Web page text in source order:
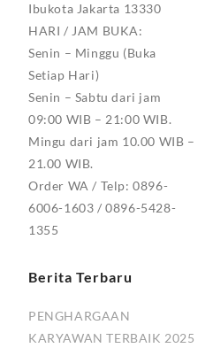
Ibukota Jakarta 13330
HARI / JAM BUKA:
Senin – Minggu (Buka
Setiap Hari)
Senin – Sabtu dari jam
09:00 WIB – 21:00 WIB.
Mingu dari jam 10.00 WIB –
21.00 WIB.
Order WA / Telp: 0896-
6006-1603 / 0896-5428-
1355
Berita Terbaru
PENGHARGAAN
KARYAWAN TERBAIK 2025